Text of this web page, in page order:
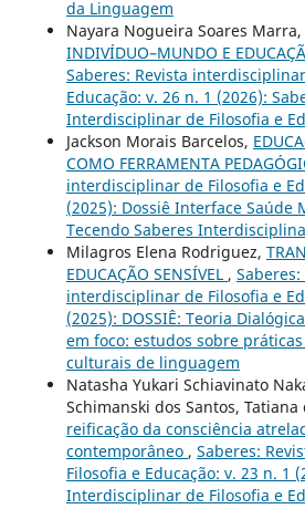
da Linguagem
Nayara Nogueira Soares Marra,
INDIVÍDUO–MUNDO E
Saberes: Revista
Educação: v. 26 n. 1 (2026):
Interdisciplinar de Filosofia e
Jackson Morais Barcelos,
COMO FERRAMENTA
interdisciplinar de Filosofia e
(2025): Dossiê Interface Saúde
Tecendo Saberes
Milagros Elena Rodriguez,
EDUCAÇÃO SENSÍVEL , Saberes:
interdisciplinar de Filosofia e
(2025): DOSSIÊ: Teoria
em foco: estudos sobre
culturais de linguagem
Natasha Yukari Schiavinato
Schimanski dos Santos, Tatiana
reificação da consciência
contemporâneo , Saberes:
Filosofia e Educação: v. 23 n. 1
Interdisciplinar de Filosofia e